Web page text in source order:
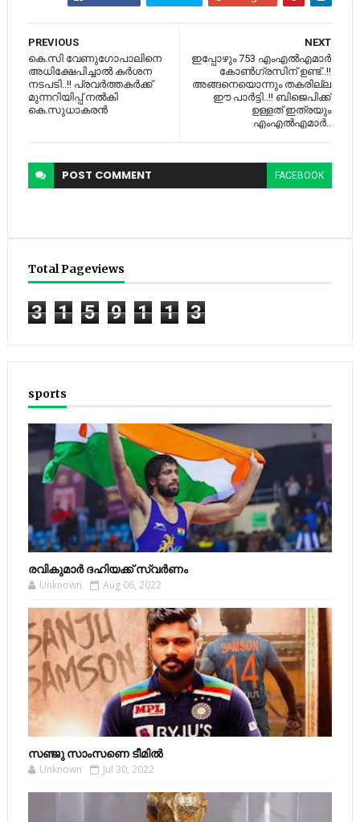
NEXT
ഇപ്പോഴും 753 എംഎൽഎമാർ
കോൺഗ്രസിന് ഉണ്ട്..!!
അങ്ങനെയൊന്നും തകരില്ല
ഈ പാർട്ടി..!! ബിജെപിക്ക്
ഉള്ളത് ഇത്രയും
എംഎൽഎമാർ..
PREVIOUS
കെ.സി വേണുഗോപാലിനെ
അധിക്ഷേപിച്ചാൽ കര്‍ശന
നടപടി..!! പ്രവർത്തകർക്ക്
മുന്നറിയിപ്പ് നൽകി
കെ.സുധാകരന്‍
POST COMMENT FACEBOOK
Total Pageviews
3 1 5 9 1 1 3
sports
രവികുമാര്‍ ദഹിയക്ക് സ്വര്‍ണം
Unknown Aug 06, 2022
സഞ്ജു സാംസണെ ടീമില്‍
Unknown Jul 30, 2022